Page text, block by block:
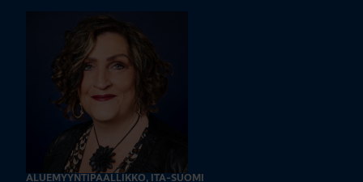
ALUEMYYNTIPÄÄLLIKKÖ, ITÄ-SUOMI